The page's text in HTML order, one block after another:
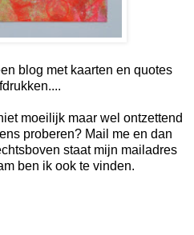
blog met kaarten en quotes
moeilijk maar wel ontzettend
proberen? Mail me en dan
staat mijn mailadres
ben ik ook te vinden.